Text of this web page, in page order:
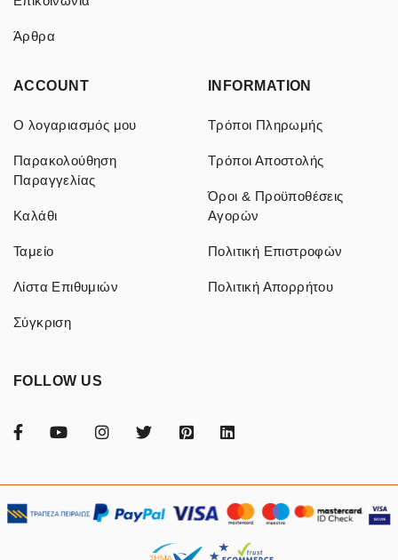
Άρθρα
ACCOUNT
Ο λογαριασμός μου
Παρακολούθηση
Παραγγελίας
Καλάθι
Ταμείο
Λίστα Επιθυμιών
Σύγκριση
INFORMATION
Τρόποι Πληρωμής
Τρόποι Αποστολής
Όροι & Προϋποθέσεις
Αγορών
Πολιτική Επιστροφών
Πολιτική Απορρήτου
FOLLOW US